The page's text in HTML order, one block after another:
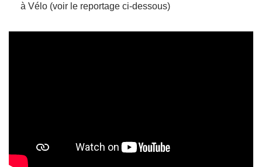
à Vélo (voir le reportage ci-dessous)